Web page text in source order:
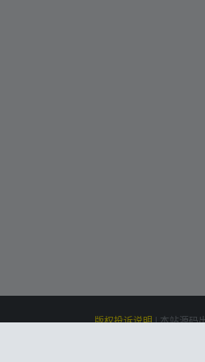
版权投诉说明|本站源码